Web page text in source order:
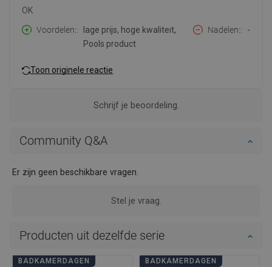
OK
Voordelen:
lage prijs, hoge kwaliteit,
Pools product
Nadelen: -
Toon originele reactie
Schrijf je beoordeling.
Community Q&A
Er zijn geen beschikbare vragen.
Stel je vraag.
Producten uit dezelfde serie
BADKAMERDAGEN BADKAMERDAGEN